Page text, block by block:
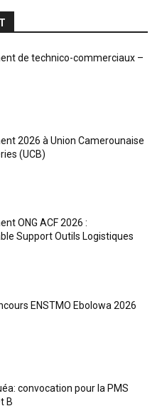
de technico-commerciaux –
2026 à Union Camerounaise
(UCB)
ONG ACF 2026 :
Support Outils Logistiques
ENSTMO Ebolowa 2026
convocation pour la PMS
B